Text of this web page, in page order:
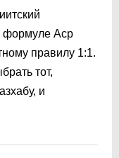
формуле Аср
правилу 1:1.
тот,
и